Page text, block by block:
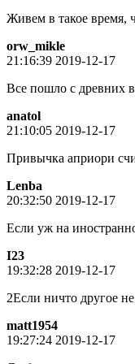
Живем в такое время,
orw_mikle
21:16:39 2019-12-17
Все пошло с древних
anatol
21:10:05 2019-12-17
Привычка априори
Lenba
20:32:50 2019-12-17
Если уж на
I23
19:32:28 2019-12-17
2Если ничто другое
matt1954
19:27:24 2019-12-17